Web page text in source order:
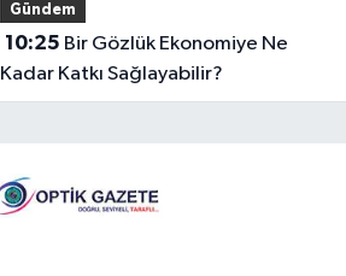
Gündem
10:25
Kadar Katkı Sağlayabilir?